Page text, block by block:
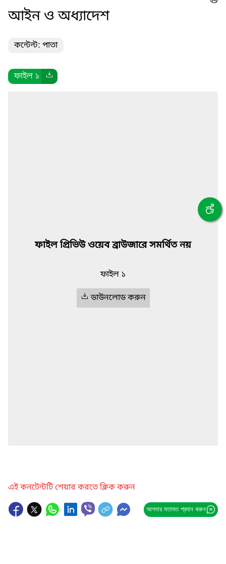
আইন ও অধ্যাদেশ
কন্টেন্ট: পাতা
ফাইল ১
ফাইল প্রিভিউ ওয়েব ব্রাউজারে সমর্থিত নয়
ফাইল ১
ডাউনলোড করুন
এই কনটেন্টটি শেয়ার করতে ক্লিক করুন
আপনার মতামত প্রদান করুন